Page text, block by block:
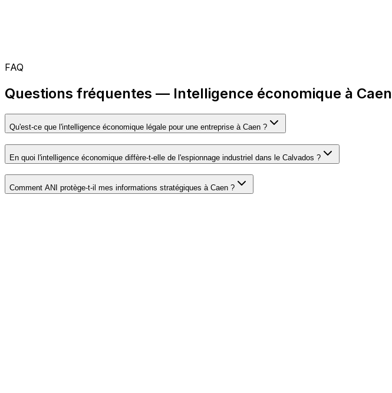
FAQ
Questions fréquentes — Intelligence économique à Caen
Qu'est-ce que l'intelligence économique légale pour une entreprise à Caen ?
En quoi l'intelligence économique diffère-t-elle de l'espionnage industriel dans le Calvados ?
Comment ANI protège-t-il mes informations stratégiques à Caen ?